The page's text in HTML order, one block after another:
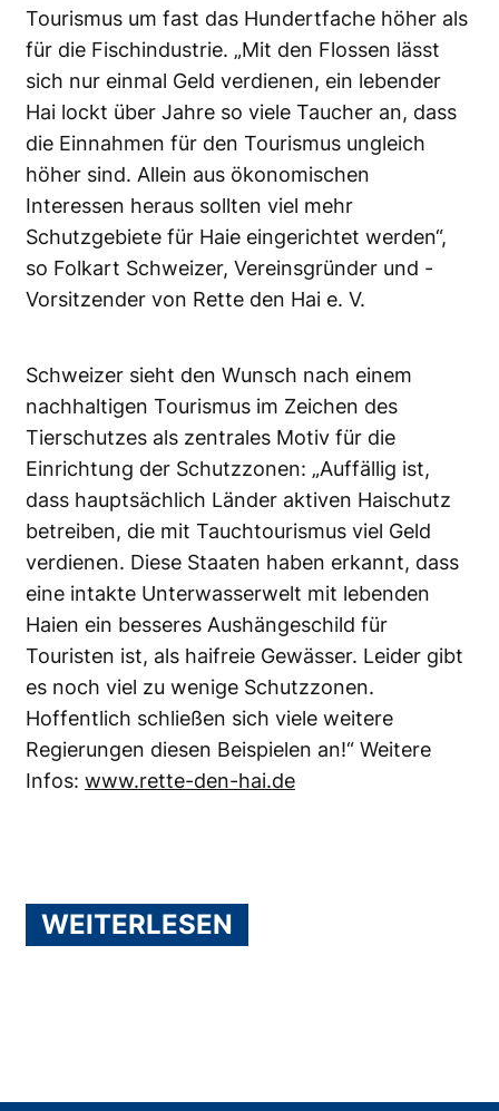
Tourismus um fast das Hundertfache höher als
für die Fischindustrie. „Mit den Flossen lässt
sich nur einmal Geld verdienen, ein lebender
Hai lockt über Jahre so viele Taucher an, dass
die Einnahmen für den Tourismus ungleich
höher sind. Allein aus ökonomischen
Interessen heraus sollten viel mehr
Schutzgebiete für Haie eingerichtet werden“,
so Folkart Schweizer, Vereinsgründer und -
Vorsitzender von Rette den Hai e. V.
Schweizer sieht den Wunsch nach einem
nachhaltigen Tourismus im Zeichen des
Tierschutzes als zentrales Motiv für die
Einrichtung der Schutzzonen: „Auffällig ist,
dass hauptsächlich Länder aktiven Haischutz
betreiben, die mit Tauchtourismus viel Geld
verdienen. Diese Staaten haben erkannt, dass
eine intakte Unterwasserwelt mit lebenden
Haien ein besseres Aushängeschild für
Touristen ist, als haifreie Gewässer. Leider gibt
es noch viel zu wenige Schutzzonen.
Hoffentlich schließen sich viele weitere
Regierungen diesen Beispielen an!“ Weitere
Infos: www.rette-den-hai.de
WEITERLESEN